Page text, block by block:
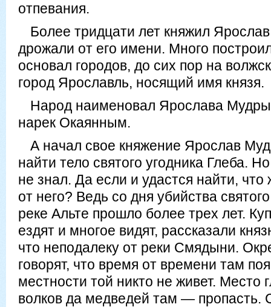
отпевания.
Более тридцати лет княжил
дрожали от его имени. Много
основал городов, до сих пор на
город Ярославль, носящий имя князя.
Народ наименовал Ярослава
нарек Окаянным.
А начал свое княжение Ярослав
найти тело святого угодника Глеба.
не знал. Да если и удастся найти, что
от него? Ведь со дня убийства
реке Альте прошло более трех лет.
ездят и многое видят, рассказали
что неподалеку от реки Смядыни.
говорят, что время от времени там
местности той никто не живет. Место
волков да медведей там — пропасть.